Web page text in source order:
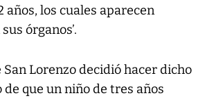
años, los cuales aparecen
órganos’.
San Lorenzo decidió hacer dicho
que un niño de tres años